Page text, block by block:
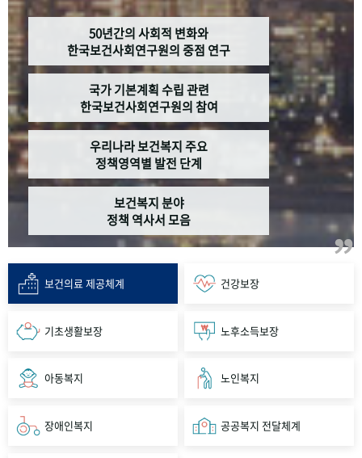
50년간의 사회적 변화와
한국보건사회연구원의 중점 연구
국가 기본계획 수립 관련
한국보건사회연구원의 참여
우리나라 보건복지 주요
정책영역별 발전 단계
보건복지 분야
정책 역사서 모음
보건의료 제공체계 건강보장
기초생활보장 노후소득보장
아동복지 노인복지
장애인복지 공공복지 전달체계